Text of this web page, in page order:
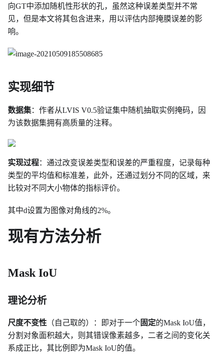
向GT中添加随机性形状的孔，虽然这种误差类型并不常
见，但是本文将其包含进来，用以评估内部掩膜误差的影
响。
实现细节
数据集：作者从LVIS V0.5验证集中随机抽取实例掩码，因
为该数据集拥有高质量的注释。
实现过程：通过改变误差类型和误差的严重程度，记录每种
类型的平均值和标准差，此外，还通过划分不同的区域，来
比较对不同大小物体的指标评价。
其中d设置为图像对角线的2%。
现有方法分析
Mask IoU
理论分析
尺度不变性 （自己取的）：即对于一个固定的Mask IoU值，
分割对象面积越大，则其错误像素越多，二者之间的变化关
系成正比，其比例即为Mask IoU的值。